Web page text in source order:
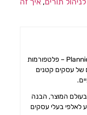
יואב מוביל את Leap ו-Plannie – פלטפורמות
של עסקים קטנים
בעולם המוצר, הבנה
לאלפי בעלי עסקים